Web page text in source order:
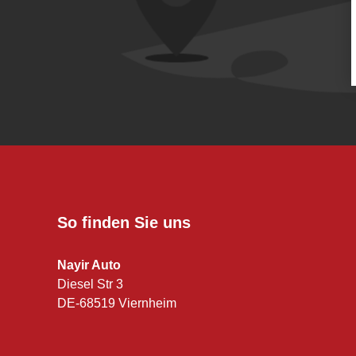
So finden Sie uns
Nayir Auto
Diesel Str 3
DE-68519 Viernheim